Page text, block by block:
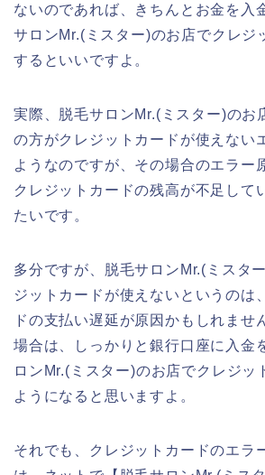
ないのであれば、きちんとお金を入
サロンMr.(ミスター)のお店でクレジ
するといいですよ。
実際、脱毛サロンMr.(ミスター)のお
の方がクレジットカードが使えない
ようなのですが、その場合のエラー
クレジットカードの残高が不足して
たいです。
多分ですが、脱毛サロンMr.(ミスタ
ジットカードが使えないというのは
ドの支払い遅延が原因かもしれませ
場合は、しっかりと銀行口座に入金
ロンMr.(ミスター)のお店でクレジッ
ようになると思いますよ。
それでも、クレジットカードのエラ